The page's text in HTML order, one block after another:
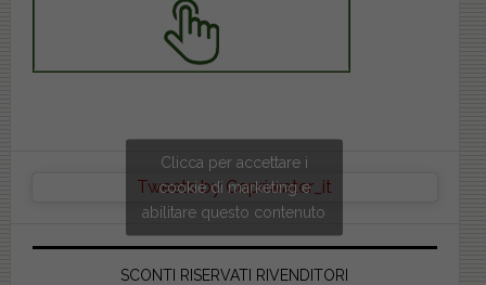
Tweets by Copriwater_it
Clicca per accettare i
cookie di marketing e
abilitare questo contenuto
SCONTI RISERVATI RIVENDITORI